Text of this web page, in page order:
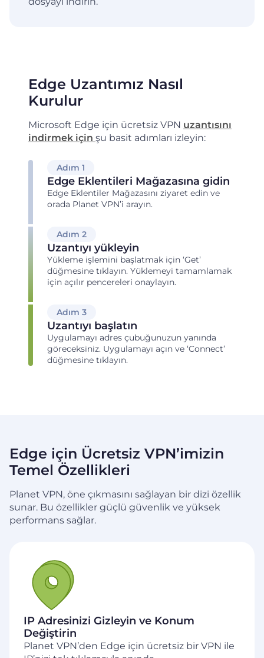
Edge Uzantımız Nasıl
Kurulur
Microsoft Edge için ücretsiz VPN uzantısını
indirmek için şu basit adımları izleyin:
Adım 1
Edge Eklentileri Mağazasına gidin
Edge Eklentiler Mağazasını ziyaret edin ve
orada Planet VPN’i arayın.
Adım 2
Uzantıyı yükleyin
Yükleme işlemini başlatmak için ‘Get’
düğmesine tıklayın. Yüklemeyi tamamlamak
için açılır pencereleri onaylayın.
Adım 3
Uzantıyı başlatın
Uygulamayı adres çubuğunuzun yanında
göreceksiniz. Uygulamayı açın ve ‘Connect’
düğmesine tıklayın.
Edge için Ücretsiz VPN’imizin
Temel Özellikleri
Planet VPN, öne çıkmasını sağlayan bir dizi özellik
sunar. Bu özellikler güçlü güvenlik ve yüksek
performans sağlar.
IP Adresinizi Gizleyin ve Konum
Değiştirin
Planet VPN’den Edge için ücretsiz bir VPN ile